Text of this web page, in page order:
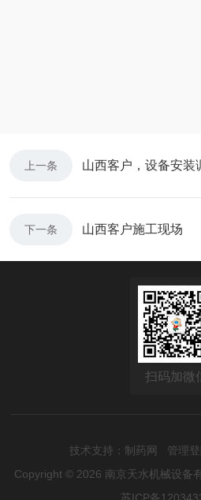
上一条 山西客户，设备安装
下一条 山西客户施工现场
扫码加微
技术支持： 制药网 管理
Copyright © 2026 南京天水机械设备